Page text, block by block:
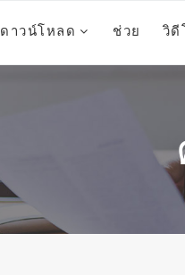
ดาวน์โหลด ช่วย วิดี